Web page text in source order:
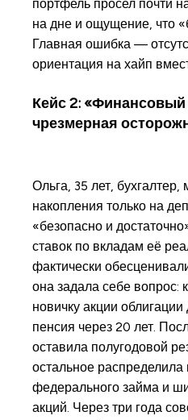
портфель просел почти
на дне и ощущение, что
Главная ошибка —
ориентация на хайп
Кейс 2: «Финансовый
чрезмерная
Ольга, 35 лет,
накопления только на
«безопасно и
ставок по вкладам её
фактически
она задала себе вопрос:
новичку акции
пенсия через 20 лет.
оставила полугодовой
остальное распределила
федерального займа и
акций. Через три года